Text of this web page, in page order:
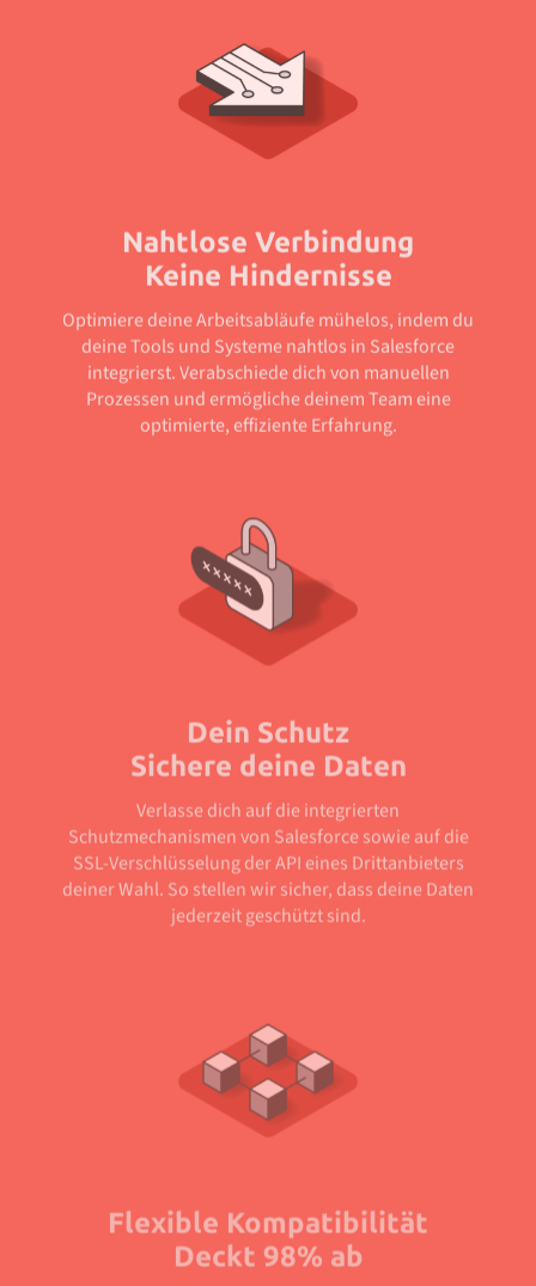
Nahtlose Verbindung
Keine Hindernisse
Optimiere deine Arbeitsabläufe mühelos, indem du
deine Tools und Systeme nahtlos in Salesforce
integrierst. Verabschiede dich von manuellen
Prozessen und ermögliche deinem Team eine
optimierte, effiziente Erfahrung.
Dein Schutz
Sichere deine Daten
Verlasse dich auf die integrierten
Schutzmechanismen von Salesforce sowie auf die
SSL-Verschlüsselung der API eines Drittanbieters
deiner Wahl. So stellen wir sicher, dass deine Daten
jederzeit geschützt sind.
Flexible Kompatibilität
Deckt 98% ab